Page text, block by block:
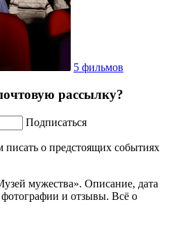
5 фильмов
рассылку?
Подписаться
писать о предстоящих событиях
мужества». Описание, дата
и отзывы. Всё о